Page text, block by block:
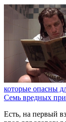
которые опасны
Семь вредных
Есть, на первый